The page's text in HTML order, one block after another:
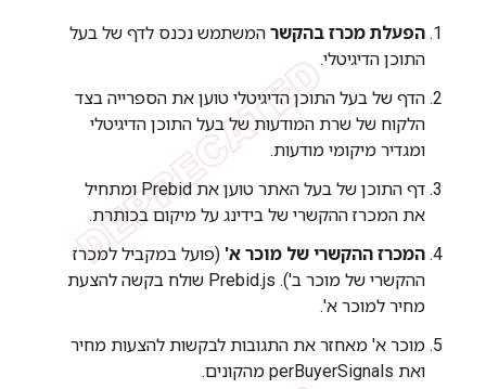
הפעלת מכרז בהקשר המשתמש נכנס לדף של בעל
התוכן הדיגיטלי.
הדף של בעל התוכן הדיגיטלי טוען את הספרייה בצד
הלקוח של שרת המודעות של בעל התוכן הדיגיטלי
ומגדיר מיקומי מודעות.
דף התוכן של בעל האתר טוען את Prebid ומתחיל
את המכרז ההקשרי של בידינג על מיקום בכותרת.
המכרז ההקשרי של מוכר א' (פועל במקביל למכרז
ההקשרי של מוכר ב'). ‫Prebid.js שולח בקשה להצעת
מחיר למוכר א'.
מוכר א' מאחזר את התגובות לבקשות להצעות מחיר
ואת perBuyerSignals מהקונים.